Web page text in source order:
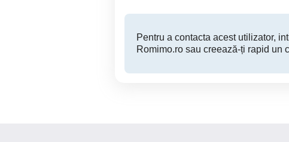
Pentru a contacta acest utilizator,
Romimo.ro sau creează-ți rapid un